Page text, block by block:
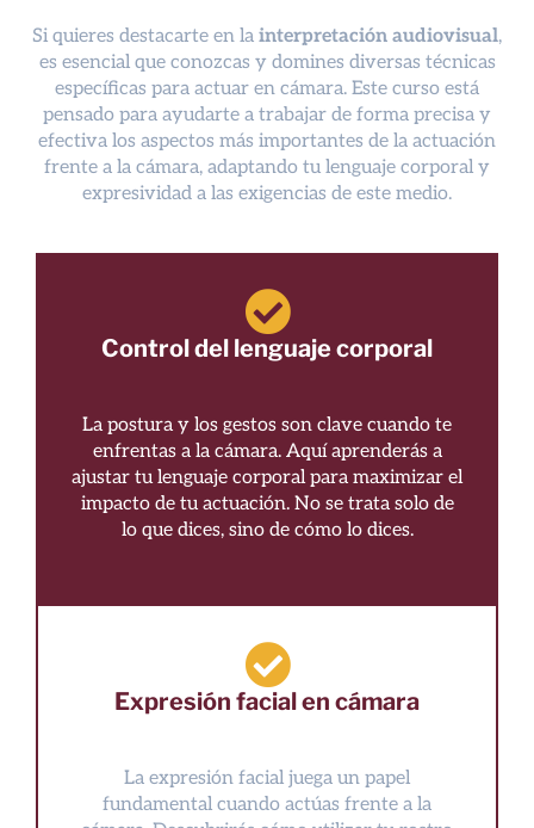
Si quieres destacarte en la interpretación audiovisual,
es esencial que conozcas y domines diversas técnicas
específicas para actuar en cámara. Este curso está
pensado para ayudarte a trabajar de forma precisa y
efectiva los aspectos más importantes de la actuación
frente a la cámara, adaptando tu lenguaje corporal y
expresividad a las exigencias de este medio.
Control del lenguaje corporal
La postura y los gestos son clave cuando te
enfrentas a la cámara. Aquí aprenderás a
ajustar tu lenguaje corporal para maximizar el
impacto de tu actuación. No se trata solo de
lo que dices, sino de cómo lo dices.
Expresión facial en cámara
La expresión facial juega un papel
fundamental cuando actúas frente a la